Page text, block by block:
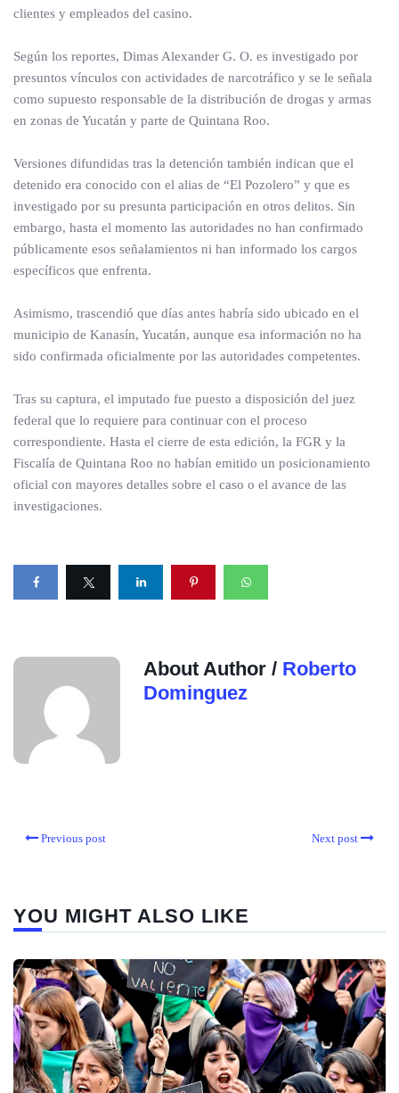
clientes y empleados del casino.
Según los reportes, Dimas Alexander G. O. es investigado por
presuntos vínculos con actividades de narcotráfico y se le señala
como supuesto responsable de la distribución de drogas y armas
en zonas de Yucatán y parte de Quintana Roo.
Versiones difundidas tras la detención también indican que el
detenido era conocido con el alias de “El Pozolero” y que es
investigado por su presunta participación en otros delitos. Sin
embargo, hasta el momento las autoridades no han confirmado
públicamente esos señalamientos ni han informado los cargos
específicos que enfrenta.
Asimismo, trascendió que días antes habría sido ubicado en el
municipio de Kanasín, Yucatán, aunque esa información no ha
sido confirmada oficialmente por las autoridades competentes.
Tras su captura, el imputado fue puesto a disposición del juez
federal que lo requiere para continuar con el proceso
correspondiente. Hasta el cierre de esta edición, la FGR y la
Fiscalía de Quintana Roo no habían emitido un posicionamiento
oficial con mayores detalles sobre el caso o el avance de las
investigaciones.
About Author / Roberto
Dominguez
Previous post Next post
YOU MIGHT ALSO LIKE